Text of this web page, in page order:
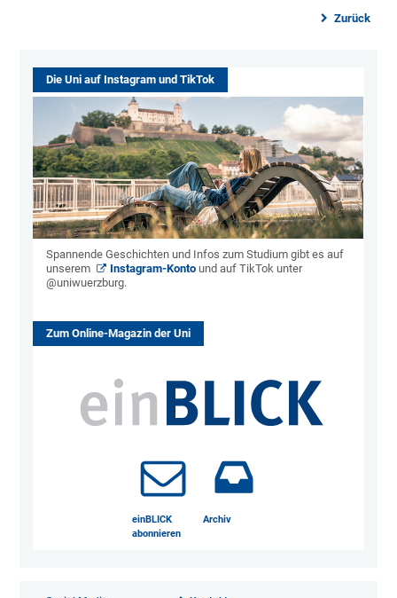
Zurück
Die Uni auf Instagram und TikTok
Spannende Geschichten und Infos zum Studium gibt es auf
unserem
Instagram-Konto und auf TikTok unter
@uniwuerzburg.
Zum Online-Magazin der Uni
einBLICK
abonnieren
Archiv